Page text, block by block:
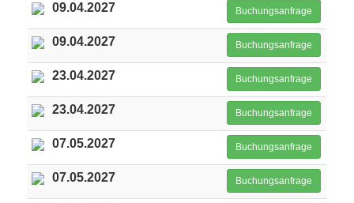
09.04.2027 Buchungsanfrage
09.04.2027 Buchungsanfrage
23.04.2027 Buchungsanfrage
23.04.2027 Buchungsanfrage
07.05.2027 Buchungsanfrage
07.05.2027 Buchungsanfrage